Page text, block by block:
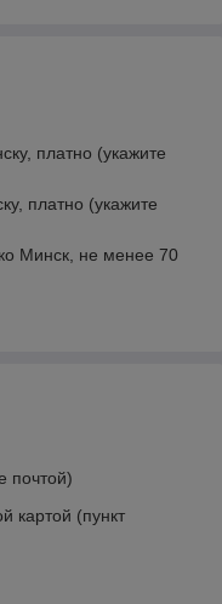
платно (укажите
платно (укажите
Минск, не менее 70
почтой)
картой (пункт